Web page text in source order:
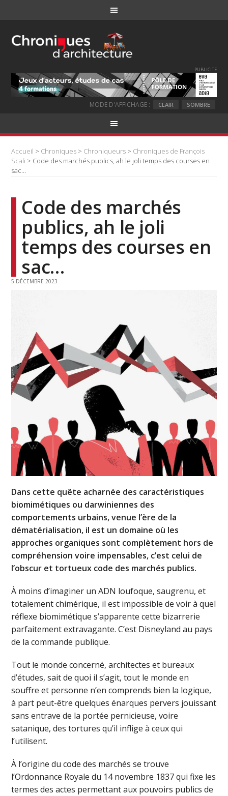
PUBLICITE
MODE D'AFFICHAGE : CLAIR SOMBRE
Accueil > Chroniques > Chroniqueurs > Chroniques de François
Scali > Code des marchés publics, ah le joli temps des courses en
sac…
Code des marchés
publics, ah le joli
temps des courses en
sac…
5 DÉCEMBRE 2023
Dans cette quête acharnée des caractéristiques
biomimétiques ou darwiniennes des
comportements urbains, venue l’ère de la
dématérialisation, il est un domaine où les
approches organiques sont complètement hors de
compréhension voire impensables, c’est celui de
l’obscur et tortueux code des marchés publics.
À moins d’imaginer un ADN loufoque, saugrenu, et
totalement chimérique, il est impossible de voir à quel
réflexe biomimétique s’apparente cette bizarrerie
parfaitement extravagante. C’est Disneyland au pays
de la commande publique.
Tout le monde concerné, architectes et bureaux
d’études, sait de quoi il s’agit, tout le monde en
souffre et personne n’en comprends bien la logique,
à part peut-être quelques énarques pervers jouissant
sans entrave de la portée pernicieuse, voire
satanique, des tortures qu’il inflige à ceux qui
l’utilisent.
À l’origine du code des marchés se trouve
l’Ordonnance Royale du 14 novembre 1837 qui fixe les
termes des actes permettant aux pouvoirs publics de